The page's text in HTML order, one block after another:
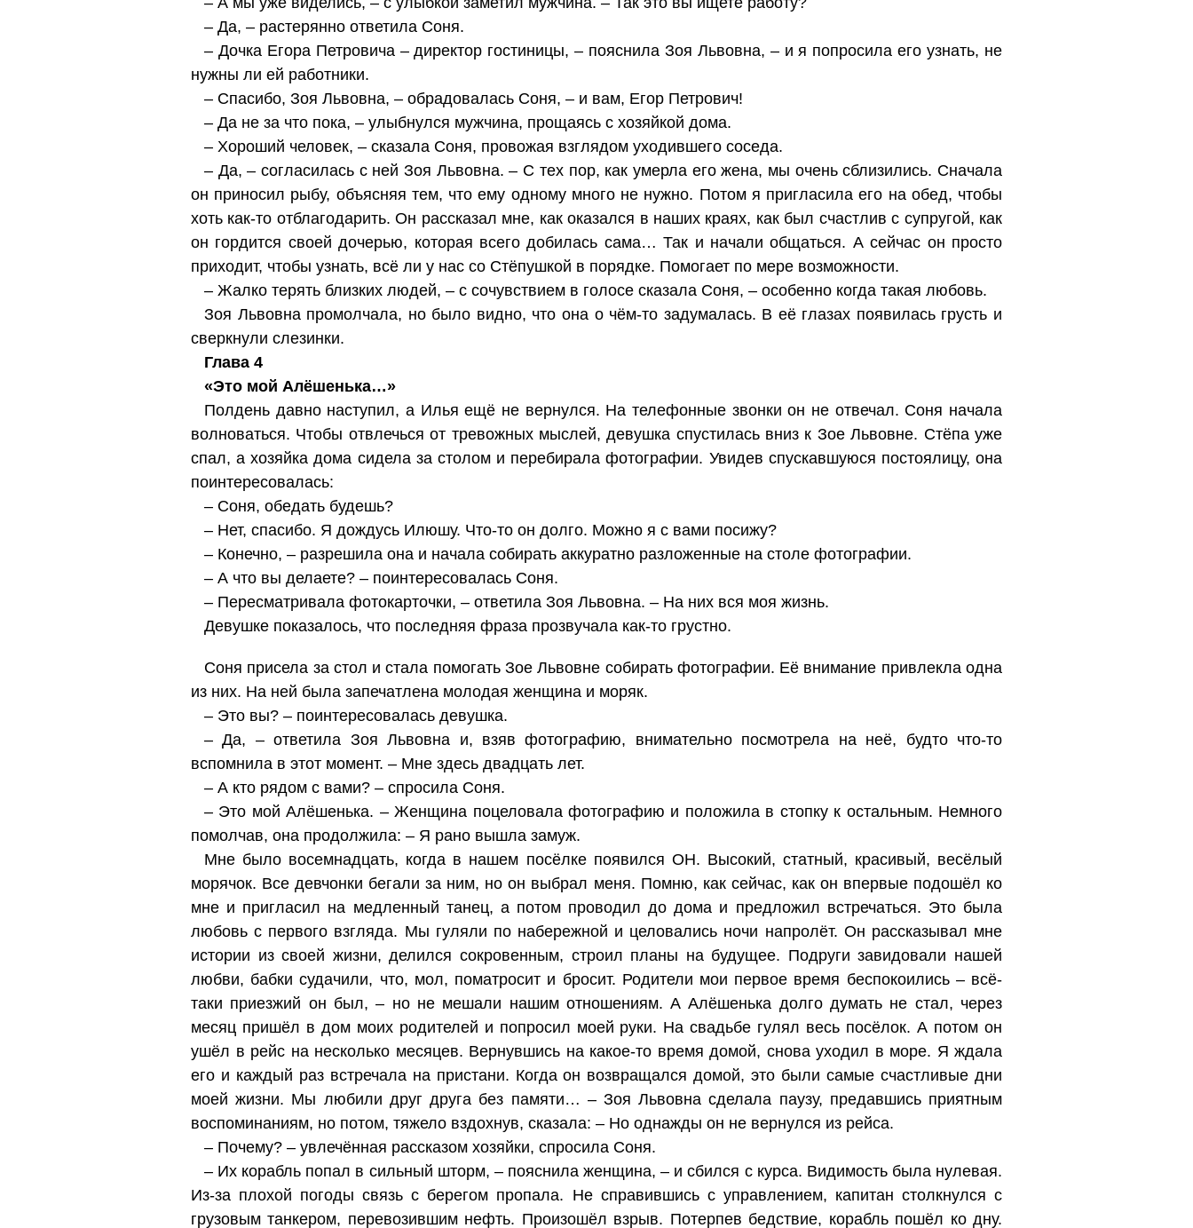
– Да, – растерянно ответила Соня.
– Дочка Егора Петровича – директор гостиницы, – пояснила Зоя Львовна, – и я попросила его узнать, не
нужны ли ей работники.
– Спасибо, Зоя Львовна, – обрадовалась Соня, – и вам, Егор Петрович!
– Да не за что пока, – улыбнулся мужчина, прощаясь с хозяйкой дома.
– Хороший человек, – сказала Соня, провожая взглядом уходившего соседа.
– Да, – согласилась с ней Зоя Львовна. – С тех пор, как умерла его жена, мы очень сблизились. Сначала
он приносил рыбу, объясняя тем, что ему одному много не нужно. Потом я пригласила его на обед, чтобы
хоть как-то отблагодарить. Он рассказал мне, как оказался в наших краях, как был счастлив с супругой, как
он гордится своей дочерью, которая всего добилась сама… Так и начали общаться. А сейчас он просто
приходит, чтобы узнать, всё ли у нас со Стёпушкой в порядке. Помогает по мере возможности.
– Жалко терять близких людей, – с сочувствием в голосе сказала Соня, – особенно когда такая любовь.
Зоя Львовна промолчала, но было видно, что она о чём-то задумалась. В её глазах появилась грусть и
сверкнули слезинки.
Глава 4
«Это мой Алёшенька…»
Полдень давно наступил, а Илья ещё не вернулся. На телефонные звонки он не отвечал. Соня начала
волноваться. Чтобы отвлечься от тревожных мыслей, девушка спустилась вниз к Зое Львовне. Стёпа уже
спал, а хозяйка дома сидела за столом и перебирала фотографии. Увидев спускавшуюся постоялицу, она
поинтересовалась:
– Соня, обедать будешь?
– Нет, спасибо. Я дождусь Илюшу. Что-то он долго. Можно я с вами посижу?
– Конечно, – разрешила она и начала собирать аккуратно разложенные на столе фотографии.
– А что вы делаете? – поинтересовалась Соня.
– Пересматривала фотокарточки, – ответила Зоя Львовна. – На них вся моя жизнь.
Девушке показалось, что последняя фраза прозвучала как-то грустно.
Соня присела за стол и стала помогать Зое Львовне собирать фотографии. Её внимание привлекла одна
из них. На ней была запечатлена молодая женщина и моряк.
– Это вы? – поинтересовалась девушка.
– Да, – ответила Зоя Львовна и, взяв фотографию, внимательно посмотрела на неё, будто что-то
вспомнила в этот момент. – Мне здесь двадцать лет.
– А кто рядом с вами? – спросила Соня.
– Это мой Алёшенька. – Женщина поцеловала фотографию и положила в стопку к остальным. Немного
помолчав, она продолжила: – Я рано вышла замуж.
Мне было восемнадцать, когда в нашем посёлке появился ОН. Высокий, статный, красивый, весёлый
морячок. Все девчонки бегали за ним, но он выбрал меня. Помню, как сейчас, как он впервые подошёл ко
мне и пригласил на медленный танец, а потом проводил до дома и предложил встречаться. Это была
любовь с первого взгляда. Мы гуляли по набережной и целовались ночи напролёт. Он рассказывал мне
истории из своей жизни, делился сокровенным, строил планы на будущее. Подруги завидовали нашей
любви, бабки судачили, что, мол, поматросит и бросит. Родители мои первое время беспокоились – всё-
таки приезжий он был, – но не мешали нашим отношениям. А Алёшенька долго думать не стал, через
месяц пришёл в дом моих родителей и попросил моей руки. На свадьбе гулял весь посёлок. А потом он
ушёл в рейс на несколько месяцев. Вернувшись на какое-то время домой, снова уходил в море. Я ждала
его и каждый раз встречала на пристани. Когда он возвращался домой, это были самые счастливые дни
моей жизни. Мы любили друг друга без памяти… – Зоя Львовна сделала паузу, предавшись приятным
воспоминаниям, но потом, тяжело вздохнув, сказала: – Но однажды он не вернулся из рейса.
– Почему? – увлечённая рассказом хозяйки, спросила Соня.
– Их корабль попал в сильный шторм, – пояснила женщина, – и сбился с курса. Видимость была нулевая.
Из-за плохой погоды связь с берегом пропала. Не справившись с управлением, капитан столкнулся с
грузовым танкером, перевозившим нефть. Произошёл взрыв. Потерпев бедствие, корабль пошёл ко дну.